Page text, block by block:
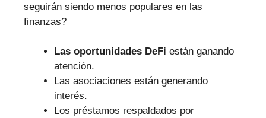
seguirán siendo menos populares en las
finanzas?
Las oportunidades DeFi están ganando
atención.
Las asociaciones están generando
interés.
Los préstamos respaldados por